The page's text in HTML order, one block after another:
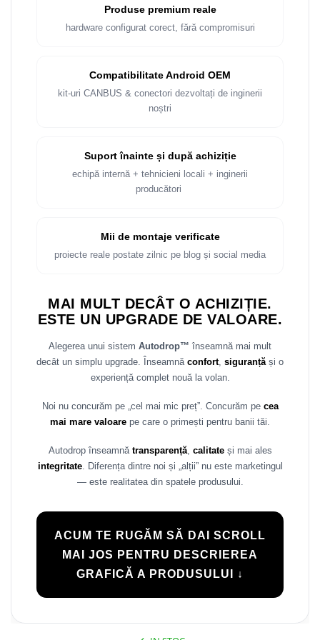
Rame adaptoare Dacia
Rame adaptoare BMW
Rame adaptoare Volvo
Rame Adaptoare Porsche
Rame adaptoare Citroen
Rame adaptoare Mazda
Rame adaptoare Kia
Rame adaptoare Nissan
Rame adaptoare Hyundai
Rame adaptoare Chevrolet
Rame adaptoare Mitsubishi
Produse premium reale
hardware configurat corect, fără compromisuri
Compatibilitate Android OEM
kit-uri CANBUS & conectori dezvoltați de inginerii
noștri
Suport înainte și după achiziție
echipă internă + tehnicieni locali + inginerii
producători
Mii de montaje verificate
proiecte reale postate zilnic pe blog și social media
MAI MULT DECÂT O ACHIZIȚIE.
ESTE UN UPGRADE DE VALOARE.
Alegerea unui sistem Autodrop™ înseamnă mai mult
decât un simplu upgrade. Înseamnă confort, siguranțăși o
experiență complet nouă la volan.
Noi nu concurăm pe „cel mai mic preț”. Concurăm pe cea
mai mare valoare pe care o primești pentru banii tăi.
Autodrop înseamnă transparență, calitateși mai ales
integritate. Diferența dintre noi și „alții” nu este marketingul
— este realitatea din spatele produsului.
ACUM TE RUGĂM SĂ DAI SCROLL
MAI JOS PENTRU DESCRIEREA
GRAFICĂ A PRODUSULUI ↓